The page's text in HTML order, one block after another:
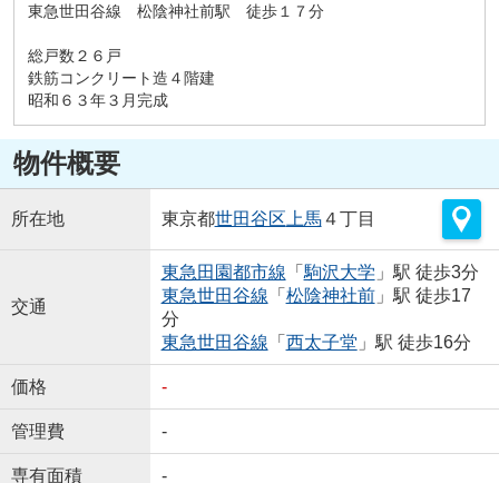
東急世田谷線 松陰神社前駅 徒歩１７分
総戸数２６戸
鉄筋コンクリート造４階建
昭和６３年３月完成
物件概要
所在地 東京都世田谷区 上馬４丁目
交通
東急田園都市線 「 駒沢大学 」駅 徒歩3分
東急世田谷線 「 松陰神社前」駅 徒歩17
分
東急世田谷線 「 西太子堂 」駅 徒歩16分
価格 -
管理費 -
専有面積 -